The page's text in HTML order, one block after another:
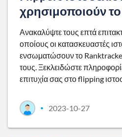
χρησιμοποιούν
Ανακαλύψτε τους επτά
οποίους οι κατασκευαστές
ενσωματώσουν το
τους. Ξεκλειδώστε
επιτυχία σας στο flipping
• 2023-10-27